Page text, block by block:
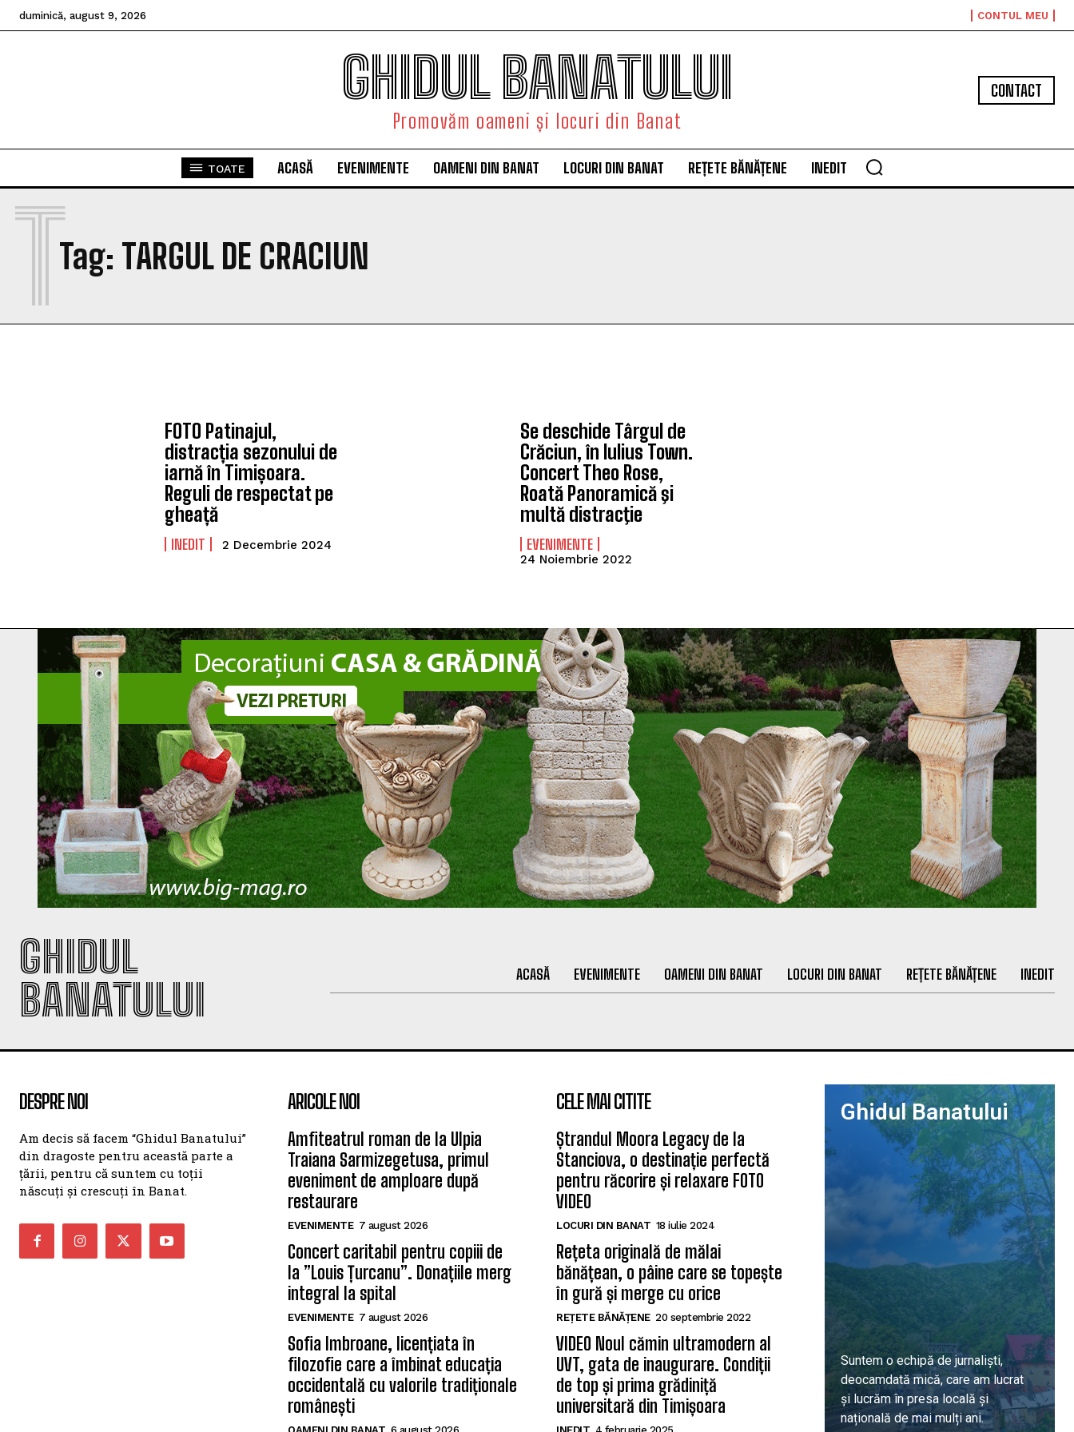
duminică, august 9, 2026 CONTUL MEU
GHIDUL BANATULUI
Promovăm oameni și locuri din Banat
CONTACT
TOATE ACASĂ EVENIMENTE OAMENI DIN BANAT LOCURI DIN BANAT REȚETE BĂNĂȚENE INEDIT
Tag: TARGUL DE CRACIUN
T
FOTO Patinajul,
distracția sezonului de
iarnă în Timișoara.
Reguli de respectat pe
gheață
INEDIT 2 Decembrie 2024
Se deschide Târgul de
Crăciun, în Iulius Town.
Concert Theo Rose,
Roată Panoramică şi
multă distracţie
EVENIMENTE
24 Noiembrie 2022
GHIDUL
BANATULUI
ACASĂ EVENIMENTE OAMENI DIN BANAT LOCURI DIN BANAT REȚETE BĂNĂȚENE INEDIT
DESPRE NOI
Am decis să facem “Ghidul Banatului”
din dragoste pentru această parte a
țării, pentru că suntem cu toții
născuți și crescuți în Banat.
ARICOLE NOI
Amfiteatrul roman de la Ulpia
Traiana Sarmizegetusa, primul
eveniment de amploare după
restaurare
EVENIMENTE 7 august 2026
Concert caritabil pentru copiii de
la ”Louis Țurcanu”. Donațiile merg
integral la spital
EVENIMENTE 7 august 2026
Sofia Imbroane, licențiata în
filozofie care a îmbinat educația
occidentală cu valorile tradiționale
românești
CELE MAI CITITE
Ștrandul Moora Legacy de la
Stanciova, o destinație perfectă
pentru răcorire și relaxare FOTO
VIDEO
LOCURI DIN BANAT 18 iulie 2024
Rețeta originală de mălai
bănățean, o pâine care se topește
în gură și merge cu orice
REȚETE BĂNĂȚENE 20 septembrie 2022
VIDEO Noul cămin ultramodern al
UVT, gata de inaugurare. Condiții
de top și prima grădiniță
universitară din Timișoara
Ghidul Banatului
Suntem o echipă de jurnaliști,
deocamdată mică, care am lucrat
și lucrăm în presa locală și
națională de mai mulți ani.